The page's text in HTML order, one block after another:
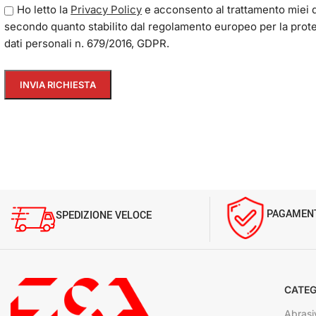
Ho letto la Privacy Policy e acconsento al trattamento miei
secondo quanto stabilito dal regolamento europeo per la
dati personali n. 679/2016, GDPR.
SPEDIZIONE VELOCE